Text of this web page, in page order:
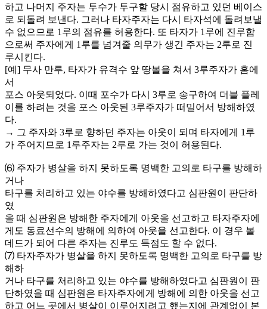
하고 나머지 주자는 투수가 투구할 당시 점유하고 있던 베이스
로 되돌려 보낸다. 그러나 타자주자는 다시 타자석에 돌려보낼
수 없으므로 1루의 점유를 허용한다. 또 타자가 1루에 진루함
으로써 주자에게 1루를 넘겨줄 의무가 생긴 주자는 2루로 진
루시킨다.
[예] 무사 만루, 타자가 유격수 앞 땅볼을 쳐서 3루주자가 홈에
서
포스 아웃되었다. 이때 포수가 다시 3루로 송구하여 더블 플레
이를 하려는 것을 포스 아웃된 3루주자가 떠밀어서 방해하였
다.
→ 그 주자와 3루로 향하던 주자는 아웃이 되며 타자에게 1루
가 주어지므로 1루주자는 2루로 가는 것이 허용된다.
⑹ 주자가 병살을 하지 못하도록 명백한 고의로 타구를 방해하
거나
타구를 처리하고 있는 야수를 방해하였다고 심판원이 판단하
였
을 때 심판원은 방해한 주자에게 아웃을 선고하고 타자주자에
게도 동료선수의 방해에 의하여 아웃을 선고한다. 이 경우 볼
데드가 되어 다른 주자는 진루도 득점도 할 수 없다.
⑺ 타자주자가 병살을 하지 못하도록 명백한 고의로 타구를 방
해하
거나 타구를 처리하고 있는 야수를 방해하였다고 심판원이 판
단하였을 때 심판원은 타자주자에게 방해에 의한 아웃을 선고
하고 어느 곳에서 병살이 이루어지려고 했는지에 관계없이 본